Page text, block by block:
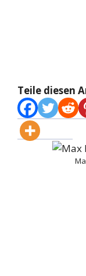
Teile diesen